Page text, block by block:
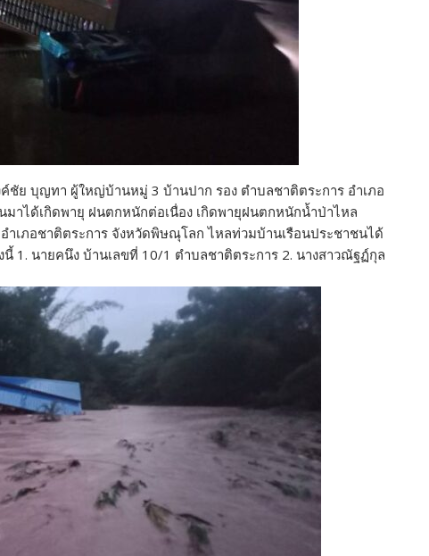
ชัย บุญทา ผู้ใหญ่บ้านหมู่ 3 บ้านปาก รอง ตำบลชาติตระการ อำเภอ
าได้เกิดพายุ ฝนตกหนักต่อเนื่อง เกิดพายุฝนตกหนักน้ำป่าไหล
เภอชาติตระการ จังหวัดพิษณุโลก ไหลท่วมบ้านเรือนประชาชนได้
1. นายคนึง บ้านเลขที่ 10/1 ตำบลชาติตระการ 2. นางสาวณัฐฏ์กุล